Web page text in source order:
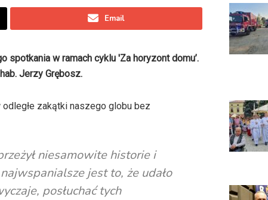
Email
spotkania w ramach cyklu 'Za horyzont domu’.
Jerzy Grębosz.
zakątki naszego globu bez
niesamowite historie i
jest to, że udało
posłuchać tych